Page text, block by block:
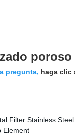
poroso
pregunta, haga clic